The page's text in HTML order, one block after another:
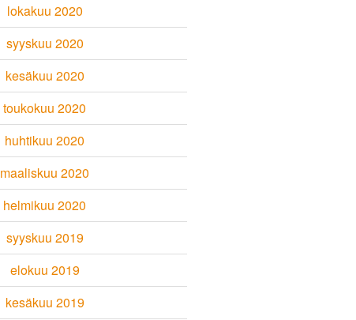
lokakuu 2020
syyskuu 2020
kesäkuu 2020
toukokuu 2020
huhtikuu 2020
maaliskuu 2020
helmikuu 2020
syyskuu 2019
elokuu 2019
kesäkuu 2019